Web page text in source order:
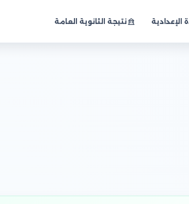
الإعدادية نتيجة الثانوية العامة